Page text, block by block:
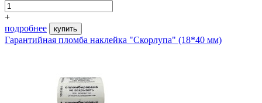
+
подробнее
купить
Гарантийная пломба наклейка "Скорлупа" (18*40 мм)